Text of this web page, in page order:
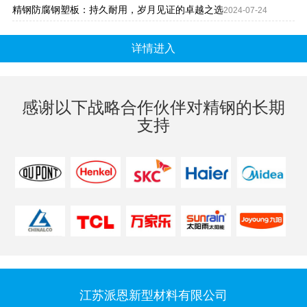
精钢防腐钢塑板：持久耐用，岁月见证的卓越之选2024-07-24
详情进入
感谢以下战略合作伙伴对精钢的长期
支持
江苏派恩新型材料有限公司